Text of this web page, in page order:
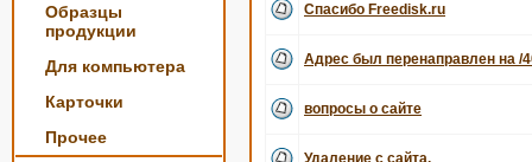
Образцы
продукции
Для компьютера
Карточки
Прочее
Спасибо Freedisk.ru
Адрес был перенаправлен на /
вопросы о сайте
Удаление с сайта.